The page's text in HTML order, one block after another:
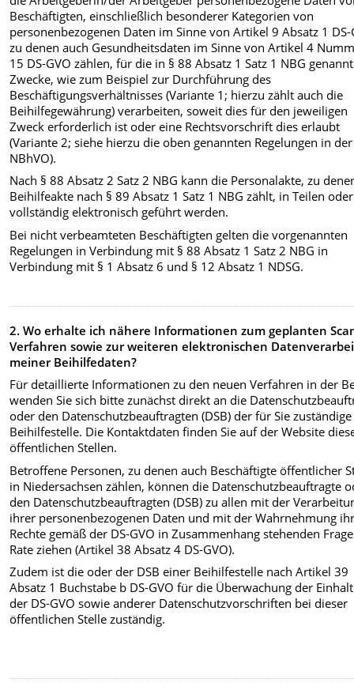
Beschäftigten, einschließlich besonderer Kategorien von
personenbezogenen Daten im Sinne von Artikel 9 Absatz 1 DS-
zu denen auch Gesundheitsdaten im Sinne von Artikel 4
15 DS-GVO zählen, für die in § 88 Absatz 1 Satz 1 NBG
Zwecke, wie zum Beispiel zur Durchführung des
Beschäftigungsverhältnisses (Variante 1; hierzu zählt auch die
Beihilfegewährung) verarbeiten, soweit dies für den jeweiligen
Zweck erforderlich ist oder eine Rechtsvorschrift dies erlaubt
(Variante 2; siehe hierzu die oben genannten Regelungen in der
NBhVO).
Nach § 88 Absatz 2 Satz 2 NBG kann die Personalakte, zu
Beihilfeakte nach § 89 Absatz 1 Satz 1 NBG zählt, in Teilen oder
vollständig elektronisch geführt werden.
Bei nicht verbeamteten Beschäftigten gelten die vorgenannten
Regelungen in Verbindung mit § 88 Absatz 1 Satz 2 NBG in
Verbindung mit § 1 Absatz 6 und § 12 Absatz 1 NDSG.
2. Wo erhalte ich nähere Informationen zum geplanten
Verfahren sowie zur weiteren elektronischen
meiner Beihilfedaten?
Für detaillierte Informationen zu den neuen Verfahren in der
wenden Sie sich bitte zunächst direkt an die
oder den Datenschutzbeauftragten (DSB) der für Sie zuständige
Beihilfestelle. Die Kontaktdaten finden Sie auf der Website
öffentlichen Stellen.
Betroffene Personen, zu denen auch Beschäftigte öffentlicher
in Niedersachsen zählen, können die Datenschutzbeauftragte
den Datenschutzbeauftragten (DSB) zu allen mit der
ihrer personenbezogenen Daten und mit der Wahrnehmung
Rechte gemäß der DS-GVO in Zusammenhang stehenden
Rate ziehen (Artikel 38 Absatz 4 DS-GVO).
Zudem ist die oder der DSB einer Beihilfestelle nach Artikel 39
Absatz 1 Buchstabe b DS-GVO für die Überwachung der
der DS-GVO sowie anderer Datenschutzvorschriften bei dieser
öffentlichen Stelle zuständig.